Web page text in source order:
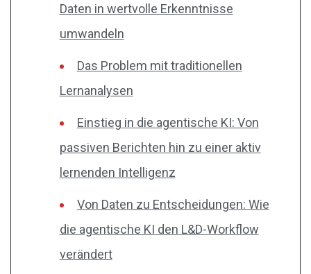
Daten in wertvolle Erkenntnisse
umwandeln
Das Problem mit traditionellen
Lernanalysen
Einstieg in die agentische KI: Von
passiven Berichten hin zu einer aktiv
lernenden Intelligenz
Von Daten zu Entscheidungen: Wie
die agentische KI den L&D-Workflow
verändert